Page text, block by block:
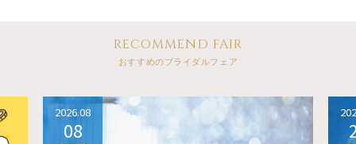
RECOMMEND FAIR
おすすめのブライダルフェア
2026.08
08